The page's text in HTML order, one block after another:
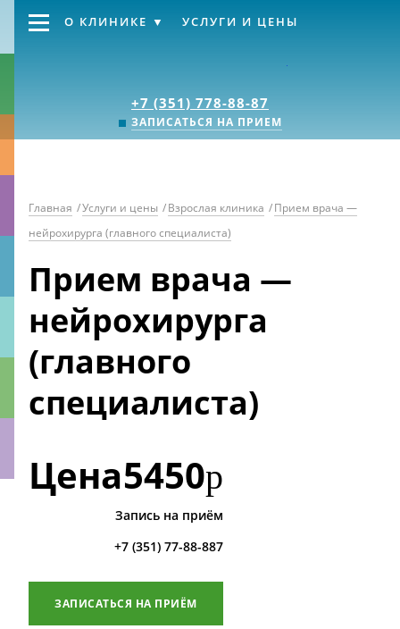
+7 (351) 778-88-87
ЗАПИСАТЬСЯ НА ПРИЕМ
О КЛИНИКЕ УСЛУГИ И ЦЕНЫ
Главная /Услуги и цены /Взрослая клиника /Прием врача —
нейрохирурга (главного специалиста)
Прием врача —
нейрохирурга
(главного
специалиста)
Цена5450р
Запись на приём
+7 (351) 77-88-887
ЗАПИСАТЬСЯ НА ПРИЁМ